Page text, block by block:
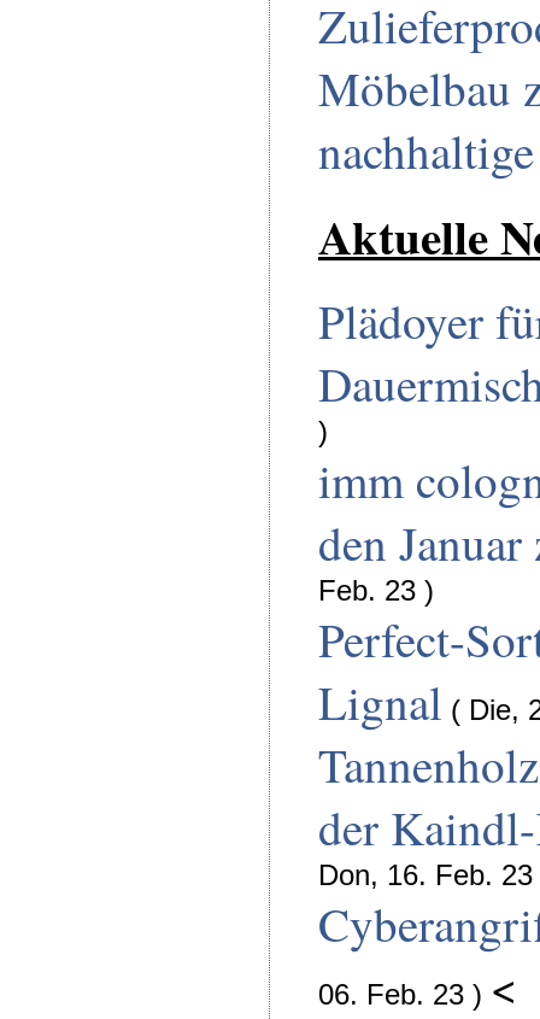
Möbelbau
Aktuelle
Plädoyer
)
imm
den
Feb. 23 )
Perfect-
Lignal ( Die,
der
Don, 16. Feb. 23
06. Feb. 23 ) <